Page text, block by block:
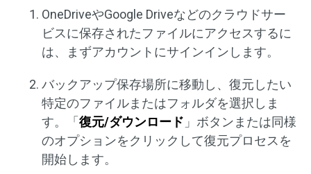
OneDriveやGoogle Driveなどのクラウドサー
ビスに保存されたファイルにアクセスするに
は、まずアカウントにサインインします。
バックアップ保存場所に移動し、復元したい
特定のファイルまたはフォルダを選択しま
す。「復元/ダウンロード 」ボタンまたは同様
のオプションをクリックして復元プロセスを
開始します。